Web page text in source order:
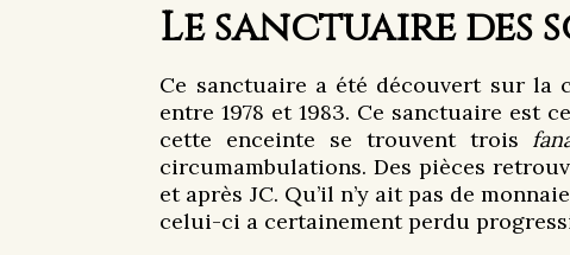
Le sanctuaire des
Ce sanctuaire a été découvert sur la
entre 1978 et 1983. Ce sanctuaire est
cette enceinte se trouvent trois
circumambulations. Des pièces
et après JC. Qu’il n’y ait pas de
celui-ci a certainement perdu